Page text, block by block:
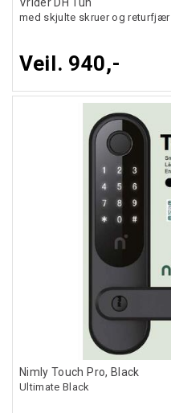
Vrider DH Tun
med skjulte skruer og returfjær
Veil. 940,-
Nimly Touch Pro, Black
Ultimate Black